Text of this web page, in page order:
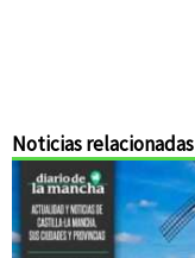
Noticias relacionadas